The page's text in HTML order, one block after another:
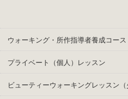
ウォーキング・所作指導者養成コース
プライベート（個人）レッスン
ビューティーウォーキングレッスン（